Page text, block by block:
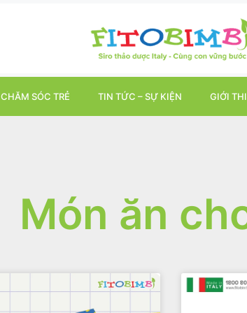
CHĂM SÓC TRẺ TIN TỨC – SỰ KIỆN GIỚI
Món ăn